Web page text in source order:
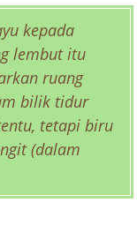
kepada
lembut itu
ruang
bilik tidur
tetapi biru
(dalam